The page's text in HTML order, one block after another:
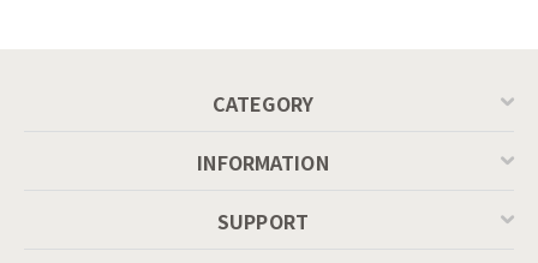
CATEGORY
INFORMATION
SUPPORT